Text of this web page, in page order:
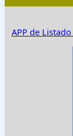
APP de Listado